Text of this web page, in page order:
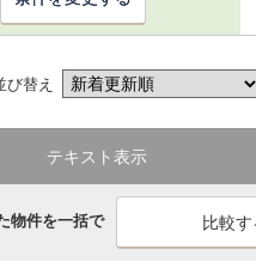
び替え
テキスト表示
物件を一括で